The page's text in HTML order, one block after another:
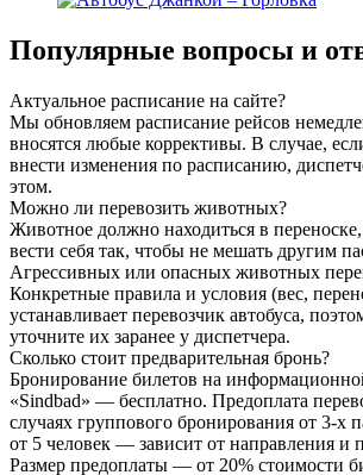
Популярные вопросы и
Актуальное расписание на сайте?
Мы обновляем расписание рейсов
вносятся любые коррективы. В случае,
внести изменения по расписанию,
этом.
Можно ли перевозить животных?
Животное должно находиться в
вести себя так, чтобы не мешать другим
Агрессивных или опасных животных
Конкретные правила и условия (вес,
устанавливает перевозчик автобуса,
уточните их заранее у диспетчера.
Сколько стоит предварительная бронь?
Бронирование билетов на
«Sindbad» — бесплатно. Предоплата
случаях группового бронирования от 3-х
от 5 человек — зависит от направления и
Размер предоплаты — от 20% стоимости